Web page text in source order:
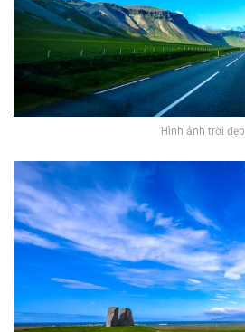
Hình ảnh trời đẹp